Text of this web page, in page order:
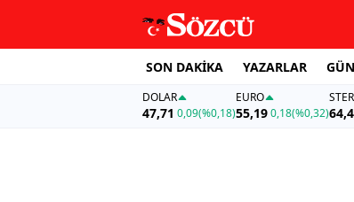
SON DAKİKA YAZARLAR
DOLAR
47,71 0,09(%0,18)
EURO
55,19 0,18(%0,32)